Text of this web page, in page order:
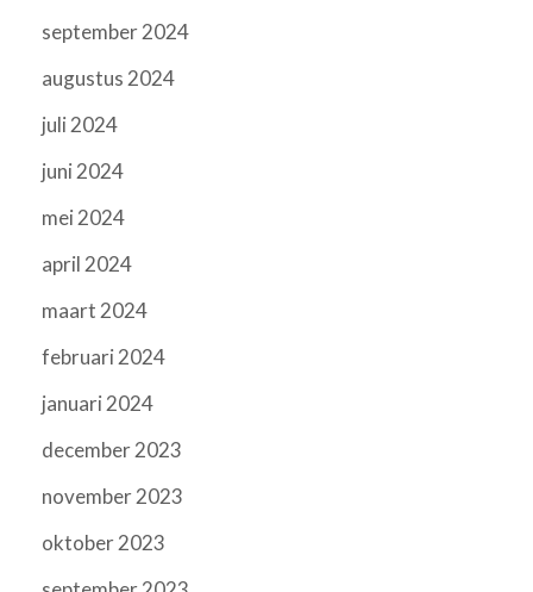
september 2024
augustus 2024
juli 2024
juni 2024
mei 2024
april 2024
maart 2024
februari 2024
januari 2024
december 2023
november 2023
oktober 2023